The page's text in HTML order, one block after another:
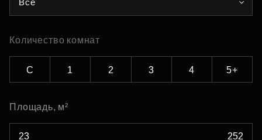
Все
Количество комнат
С 1 2 3 4 5+
Площадь, м²